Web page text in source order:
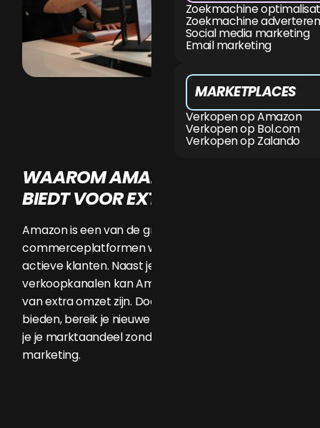
Zoekmachine
Zoekmachine
Social media marketing
Email marketing
MARKETPLACES
Verkopen op Amazon
Verkopen op Bol.com
Verkopen op Zalando
WAAROM AMAZON KANSEN
BIEDT VOOR EXTRA OMZET
Amazon is een van de grootste e-
commerceplatformen wereldwijd, met miljoenen
actieve klanten. Naast je eigen webshop of andere
verkoopkanalen kan Amazon een krachtige bron
van extra omzet zijn. Door je producten hier aan te
bieden, bereik je nieuwe doelgroepen en vergroot
je je marktaandeel zonder grote investeringen in
marketing.